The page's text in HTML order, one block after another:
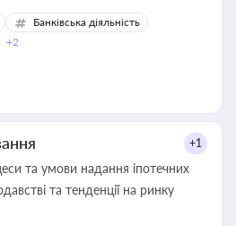
Банківська діяльність
+2
+1
та умови надання іпотечних
та тенденції на ринку